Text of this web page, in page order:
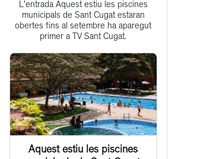
this
post
L'entrada Aquest estiu les piscines
municipals de Sant Cugat estaran
obertes fins al setembre ha aparegut
primer a TV Sant Cugat.
Aquest estiu les piscines